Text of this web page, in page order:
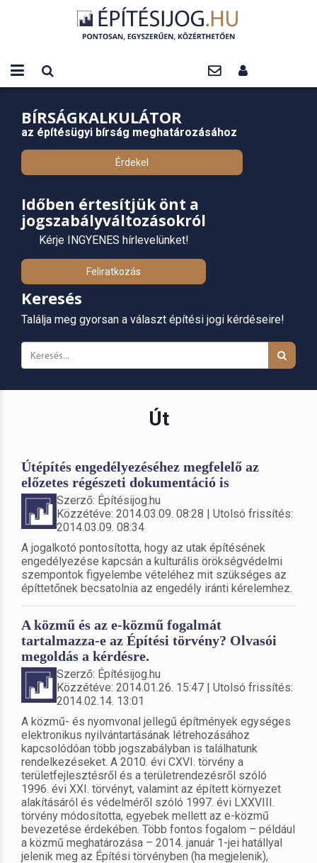
BÍRSÁGKALKULÁTOR
az építésügyi bírság meghatározásához
Érdekel
Időben értesítjük önt a
jogszabályváltozásokról
Kérje INGYENES hírlevelünket!
Feliratkozás
Keresés
Találja meg gyorsan a választ építési jogi kérdéseire!
Út
Útépítés engedélyezéséhez megfelelő az
előzetes régészeti dokumentáció is
Szerző: Építésijog.hu
Közzétéve: 2014.03.09. 08:28 | Utolsó frissítés:
2014.03.09. 08:34
A jogalkotó pontosította, hogy az utak építésének
engedélyezése kapcsán a kulturális örökségvédelmi
szempontok figyelembe vételéhez mit szükséges az
építtetőnek becsatolnia az engedély iránti kérelemhez.
A közmű és az e-közmű fogalmát
tartalmazza-e az Építési törvény? Olvasói
megoldás a kérdésre.
Szerző: Építésijog.hu
Közzétéve: 2014.01.26. 15:47 | Utolsó frissítés:
2014.02.14. 13:01
A közmű- és nyomvonal jellegű építmények egységes
elektronikus nyilvántartásának létrehozásához
kapcsolódóan több jogszabályban is találhatunk
rendelkezéseket. A 2010. évi CXVI. törvény a
területfejlesztésről és a területrendezésről szóló
1996. évi XXI. törvényt, valamint az épített környezet
alakításáról és védelméről szóló 1997. évi LXXVIII.
törvény módosította, egyebek mellett az e-közmű
bevezetése érdekében. Több fontos fogalom – például
a közmű meghatározása – 2014. január 1-jei hatállyal
jelenik meg az Építési törvényben (ha megjelenik),